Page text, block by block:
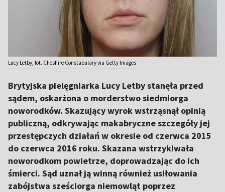
Lucy Letby, fot. Cheshire Constabulary via Getty Images
Brytyjska pielęgniarka Lucy Letby stanęła przed
sądem, oskarżona o morderstwo siedmiorga
noworodków. Skazujący wyrok wstrząsnął opinią
publiczną, odkrywając makabryczne szczegóły jej
przestępczych działań w okresie od czerwca 2015
do czerwca 2016 roku. Skazana wstrzykiwała
noworodkom powietrze, doprowadzając do ich
śmierci. Sąd uznał ją winną również usiłowania
zabójstwa sześciorga niemowląt poprzez